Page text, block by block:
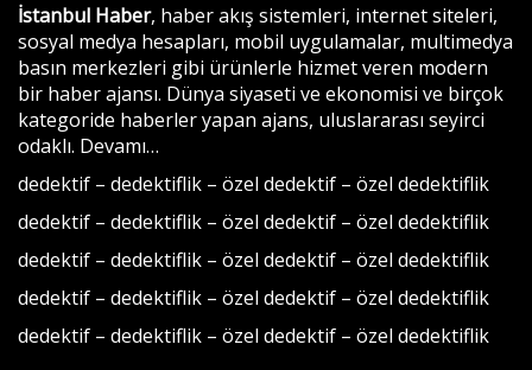
İstanbul Haber, haber akış sistemleri, internet siteleri,
sosyal medya hesapları, mobil uygulamalar, multimedya
basın merkezleri gibi ürünlerle hizmet veren modern
bir haber ajansı. Dünya siyaseti ve ekonomisi ve birçok
kategoride haberler yapan ajans, uluslararası seyirci
odaklı. Devamı…
dedektif – dedektiflik – özel dedektif – özel dedektiflik
dedektif – dedektiflik – özel dedektif – özel dedektiflik
dedektif – dedektiflik – özel dedektif – özel dedektiflik
dedektif – dedektiflik – özel dedektif – özel dedektiflik
dedektif – dedektiflik – özel dedektif – özel dedektiflik